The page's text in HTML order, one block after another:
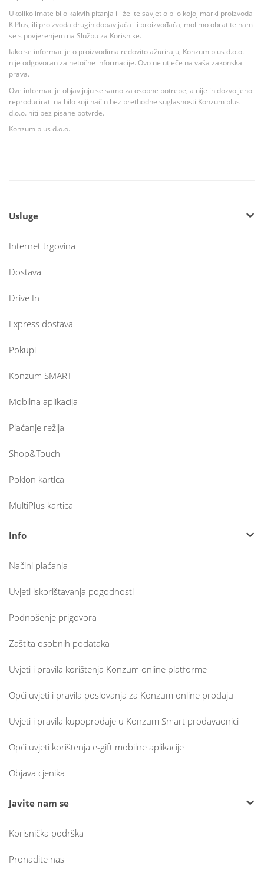
Ukoliko imate bilo kakvih pitanja ili želite savjet o bilo kojoj marki proizvoda
K Plus, ili proizvoda drugih dobavljača ili proizvođača, molimo obratite nam
se s povjerenjem na Službu za Korisnike.
Iako se informacije o proizvodima redovito ažuriraju, Konzum plus d.o.o.
nije odgovoran za netočne informacije. Ovo ne utječe na vaša zakonska
prava.
Ove informacije objavljuju se samo za osobne potrebe, a nije ih dozvoljeno
reproducirati na bilo koji način bez prethodne suglasnosti Konzum plus
d.o.o. niti bez pisane potvrde.
Konzum plus d.o.o.
Usluge
Internet trgovina
Dostava
Drive In
Express dostava
Pokupi
Konzum SMART
Mobilna aplikacija
Plaćanje režija
Shop&Touch
Poklon kartica
MultiPlus kartica
Info
Načini plaćanja
Uvjeti iskorištavanja pogodnosti
Podnošenje prigovora
Zaštita osobnih podataka
Uvjeti i pravila korištenja Konzum online platforme
Opći uvjeti i pravila poslovanja za Konzum online prodaju
Uvjeti i pravila kupoprodaje u Konzum Smart prodavaonici
Opći uvjeti korištenja e-gift mobilne aplikacije
Objava cjenika
Javite nam se
Korisnička podrška
Pronađite nas